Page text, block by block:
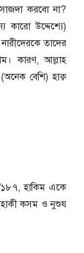
করবো না?
কারো উদ্দেশ্যে)
তাদের
কারণ, আল্লাহ
বেশি) হাক্ব
হাকিম একে
কসম ও নুশুয